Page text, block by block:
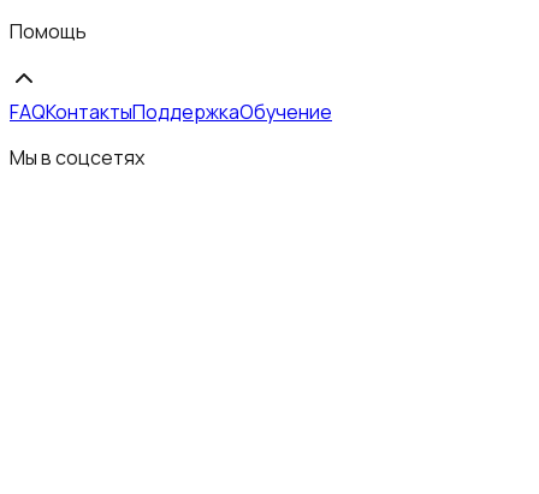
Помощь
FAQКонтактыПоддержкаОбучение
Мы в соцсетях